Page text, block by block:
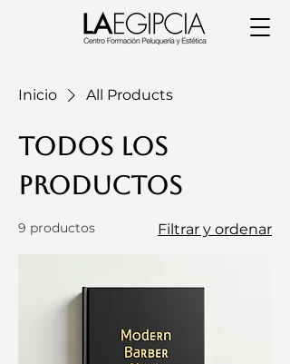
Inicio All Products
Todos los
productos
9 productos Filtrar y ordenar